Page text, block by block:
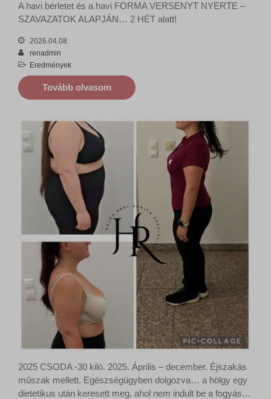
A havi bérletet és a havi FORMA VERSENYT NYERTE –
SZAVAZATOK ALAPJÁN… 2 HÉT alatt!
2026.04.08.
renadmin
Eredmények
Tovább olvasom
2025 CSODA -30 kiló. 2025. Április – december. Éjszakás
műszak mellett. Egészségügyben dolgozva… a hölgy egy
dietetikus után keresett meg, ahol nem indult be a fogyás…